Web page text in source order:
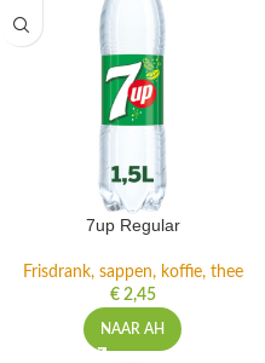
7up Regular
Frisdrank, sappen, koffie, thee
€2,45
NAAR AH